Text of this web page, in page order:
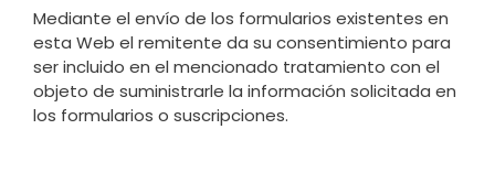
Mediante el envío de los formularios existentes en
esta Web el remitente da su consentimiento para
ser incluido en el mencionado tratamiento con el
objeto de suministrarle la información solicitada en
los formularios o suscripciones.